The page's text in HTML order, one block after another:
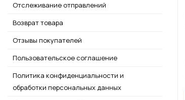
Отслеживание отправлений
Возврат товара
Отзывы покупателей
Пользовательское соглашение
Политика конфиденциальности и
обработки персональных данных